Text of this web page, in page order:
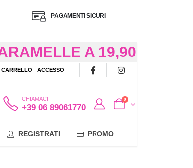
PAGAMENTI SICURI
A 19,90
AD
CARRELLO ACCESSO
CHIAMACI
+39 06 89061770
0
REGISTRATI PROMO